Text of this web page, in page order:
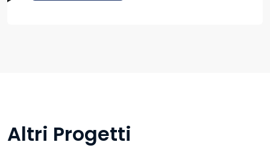
Altri Progetti